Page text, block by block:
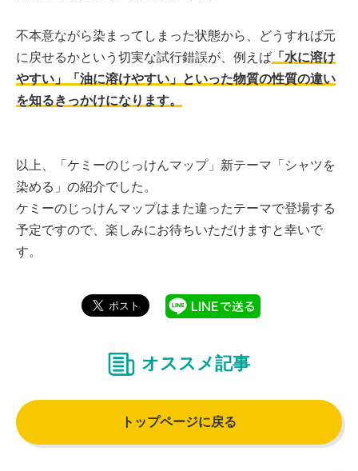
不本意ながら染まってしまった状態から、どうすれば元
に戻せるかという切実な試行錯誤が、例えば 「水に溶け
やすい」「油に溶けやすい」といった物質の性質の違い
を知るきっかけになります。
以上、「ケミーのじっけんマップ」新テーマ「シャツを
染める」の紹介でした。
ケミーのじっけんマップはまた違ったテーマで登場する
予定ですので、楽しみにお待ちいただけますと幸いで
す。
オススメ記事
トップページに戻る